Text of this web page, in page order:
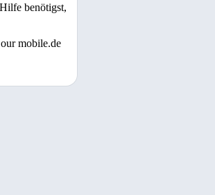
benötigst,
mobile.de